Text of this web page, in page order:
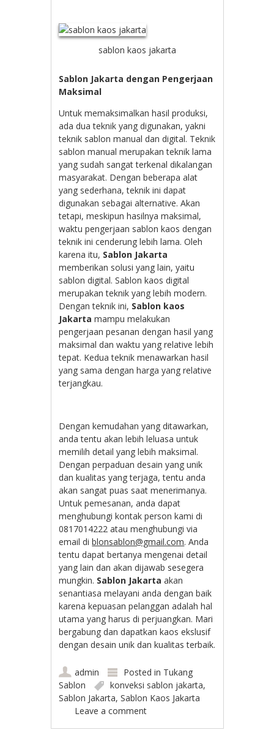
sablon kaos jakarta
Sablon Jakarta dengan Pengerjaan
Maksimal
Untuk memaksimalkan hasil produksi,
ada dua teknik yang digunakan, yakni
teknik sablon manual dan digital. Teknik
sablon manual merupakan teknik lama
yang sudah sangat terkenal dikalangan
masyarakat. Dengan beberapa alat
yang sederhana, teknik ini dapat
digunakan sebagai alternative. Akan
tetapi, meskipun hasilnya maksimal,
waktu pengerjaan sablon kaos dengan
teknik ini cenderung lebih lama. Oleh
karena itu, Sablon Jakarta
memberikan solusi yang lain, yaitu
sablon digital. Sablon kaos digital
merupakan teknik yang lebih modern.
Dengan teknik ini, Sablon kaos
Jakarta mampu melakukan
pengerjaan pesanan dengan hasil yang
maksimal dan waktu yang relative lebih
tepat. Kedua teknik menawarkan hasil
yang sama dengan harga yang relative
terjangkau.
Dengan kemudahan yang ditawarkan,
anda tentu akan lebih leluasa untuk
memilih detail yang lebih maksimal.
Dengan perpaduan desain yang unik
dan kualitas yang terjaga, tentu anda
akan sangat puas saat menerimanya.
Untuk pemesanan, anda dapat
menghubungi kontak person kami di
0817014222 atau menghubungi via
email diblonsablon@gmail.com. Anda
tentu dapat bertanya mengenai detail
yang lain dan akan dijawab sesegera
mungkin. Sablon Jakartaakan
senantiasa melayani anda dengan baik
karena kepuasan pelanggan adalah hal
utama yang harus di perjuangkan. Mari
bergabung dan dapatkan kaos ekslusif
dengan desain unik dan kualitas terbaik.
admin Posted in Tukang
Sablon
konveksi sablon jakarta,
Sablon Jakarta,Sablon Kaos Jakarta
Leave a comment